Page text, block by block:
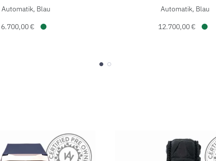
€ PILOT’S WATCH MARK XX, Ref: IW328204, Preis:
Automatik, Blau
6.700,00 €
Glashütte Original
Automatik, Blau
12.700,00 €